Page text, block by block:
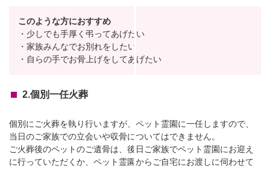
このような方におすすめ
・少しでも手厚く弔ってあげたい
・家族みんなでお別れをしたい
・自らの手でお骨上げをしてあげたい
2.個別一任火葬
個別にご火葬を執り行いますが、ペット霊園に一任しますので、
当日のご家族での立会いや収骨についてはできません。
ご火葬後のペットのご遺骨は、後日ご家族でペット霊園にお迎え
に行っていただくか、ペット霊園からご自宅にお渡しに伺わせて